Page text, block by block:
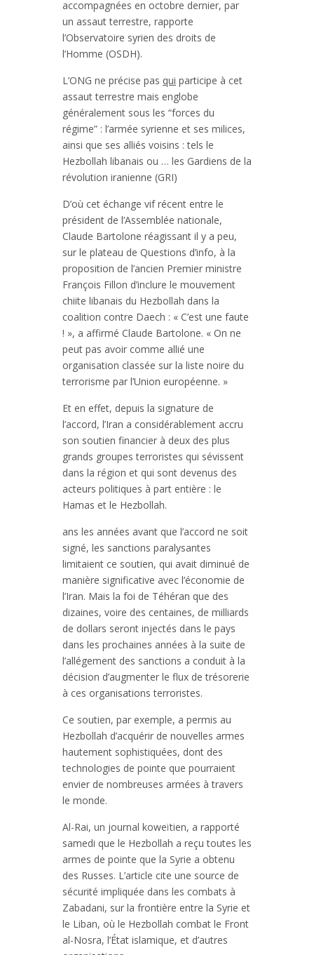
accompagnées en octobre dernier, par
un assaut terrestre, rapporte
l’Observatoire syrien des droits de
l’Homme (OSDH).
L’ONG ne précise pas qui participe à cet
assaut terrestre mais englobe
généralement sous les “forces du
régime” : l’armée syrienne et ses milices,
ainsi que ses alliés voisins : tels le
Hezbollah libanais ou … les Gardiens de la
révolution iranienne (GRI)
D’où cet échange vif récent entre le
président de l’Assemblée nationale,
Claude Bartolone réagissant il y a peu,
sur le plateau de Questions d’info, à la
proposition de l’ancien Premier ministre
François Fillon d’inclure le mouvement
chiite libanais du Hezbollah dans la
coalition contre Daech : « C’est une faute
! », a affirmé Claude Bartolone. « On ne
peut pas avoir comme allié une
organisation classée sur la liste noire du
terrorisme par l’Union européenne. »
Et en effet, depuis la signature de
l’accord, l’Iran a considérablement accru
son soutien financier à deux des plus
grands groupes terroristes qui sévissent
dans la région et qui sont devenus des
acteurs politiques à part entière : le
Hamas et le Hezbollah.
ans les années avant que l’accord ne soit
signé, les sanctions paralysantes
limitaient ce soutien, qui avait diminué de
manière significative avec l’économie de
l’Iran. Mais la foi de Téhéran que des
dizaines, voire des centaines, de milliards
de dollars seront injectés dans le pays
dans les prochaines années à la suite de
l’allégement des sanctions a conduit à la
décision d’augmenter le flux de trésorerie
à ces organisations terroristes.
Ce soutien, par exemple, a permis au
Hezbollah d’acquérir de nouvelles armes
hautement sophistiquées, dont des
technologies de pointe que pourraient
envier de nombreuses armées à travers
le monde.
Al-Rai, un journal koweïtien, a rapporté
samedi que le Hezbollah a reçu toutes les
armes de pointe que la Syrie a obtenu
des Russes. L’article cite une source de
sécurité impliquée dans les combats à
Zabadani, sur la frontière entre la Syrie et
le Liban, où le Hezbollah combat le Front
al-Nosra, l’État islamique, et d’autres